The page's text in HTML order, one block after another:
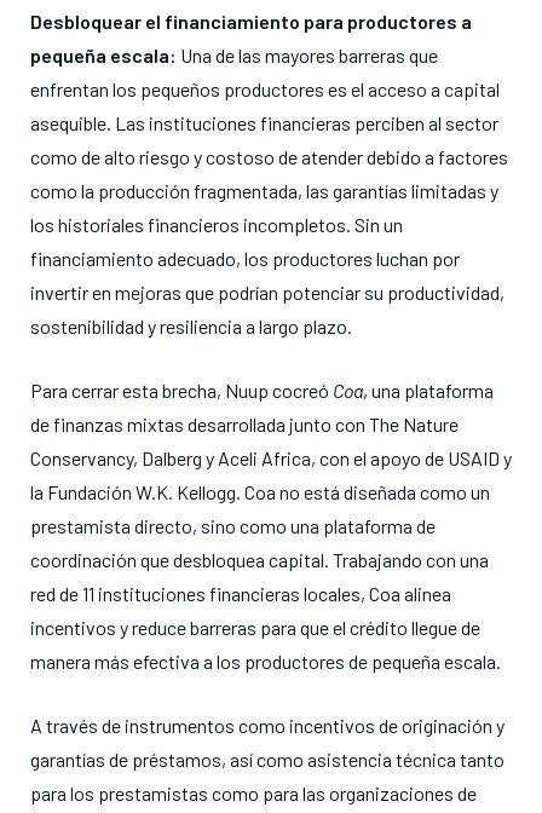
Desbloquear el financiamiento para productores a
pequeña escala: Una de las mayores barreras que
enfrentan los pequeños productores es el acceso a capital
asequible. Las instituciones financieras perciben al sector
como de alto riesgo y costoso de atender debido a factores
como la producción fragmentada, las garantías limitadas y
los historiales financieros incompletos. Sin un
financiamiento adecuado, los productores luchan por
invertir en mejoras que podrían potenciar su productividad,
sostenibilidad y resiliencia a largo plazo.
Para cerrar esta brecha, Nuup cocreó Coa, una plataforma
de finanzas mixtas desarrollada junto con The Nature
Conservancy, Dalberg y Aceli Africa, con el apoyo de USAID y
la Fundación W.K. Kellogg. Coa no está diseñada como un
prestamista directo, sino como una plataforma de
coordinación que desbloquea capital. Trabajando con una
red de 11 instituciones financieras locales, Coa alinea
incentivos y reduce barreras para que el crédito llegue de
manera más efectiva a los productores de pequeña escala.
A través de instrumentos como incentivos de originación y
garantías de préstamos, así como asistencia técnica tanto
para los prestamistas como para las organizaciones de